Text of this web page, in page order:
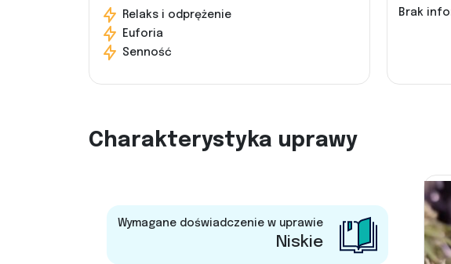
Relaks i odprężenie
Euforia
Senność
Brak
Charakterystyka uprawy
Wymagane doświadczenie w uprawie
Niskie